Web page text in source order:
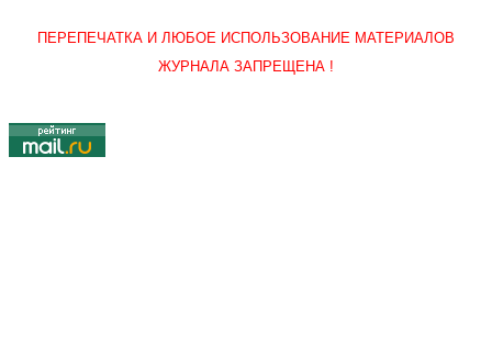
ПЕРЕПЕЧАТКА И ЛЮБОЕ ИСПОЛЬЗОВАНИЕ МАТЕРИАЛОВ
ЖУРНАЛА ЗАПРЕЩЕНА !